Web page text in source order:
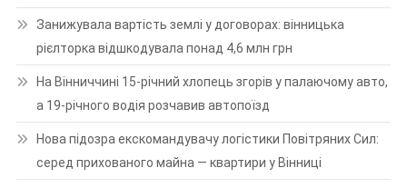
Занижувала вартість землі у договорах: вінницька
рієлторка відшкодувала понад 4,6 млн грн
На Вінниччині 15-річний хлопець згорів у палаючому авто,
а 19-річного водія розчавив автопоїзд
Нова підозра екскомандувачу логістики Повітряних Сил:
серед прихованого майна — квартири у Вінниці